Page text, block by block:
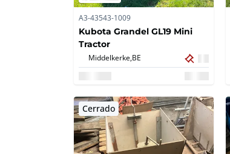
A3-43543-1009
Kubota Grandel GL19 Mini
Tractor
Middelkerke, BE
Cerrado